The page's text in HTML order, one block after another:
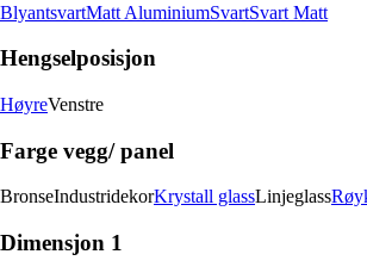
BlyantsvartMatt AluminiumSvartSvart Matt
Hengselposisjon
HøyreVenstre
Farge vegg/ panel
BronseIndustridekorKrystall glassLinjeglass
Dimensjon 1